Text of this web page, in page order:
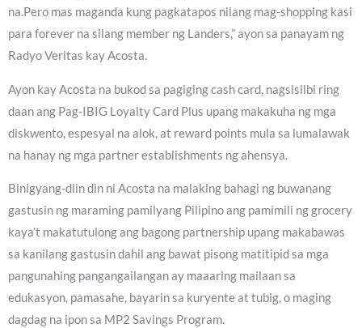
na.Pero mas maganda kung pagkatapos nilang mag-shopping kasi
para forever na silang member ng Landers,” ayon sa panayam ng
Radyo Veritas kay Acosta.
Ayon kay Acosta na bukod sa pagiging cash card, nagsisilbi ring
daan ang Pag-IBIG Loyalty Card Plus upang makakuha ng mga
diskwento, espesyal na alok, at reward points mula sa lumalawak
na hanay ng mga partner establishments ng ahensya.
Binigyang-diin din ni Acosta na malaking bahagi ng buwanang
gastusin ng maraming pamilyang Pilipino ang pamimili ng grocery
kaya’t makatutulong ang bagong partnership upang makabawas
sa kanilang gastusin dahil ang bawat pisong matitipid sa mga
pangunahing pangangailangan ay maaaring mailaan sa
edukasyon, pamasahe, bayarin sa kuryente at tubig, o maging
dagdag na ipon sa MP2 Savings Program.